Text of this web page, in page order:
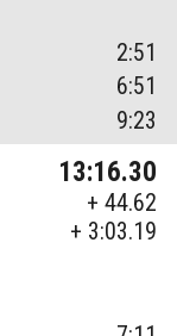
2:51
6:51
9:23
13:16.30
+ 44.62
+ 3:03.19